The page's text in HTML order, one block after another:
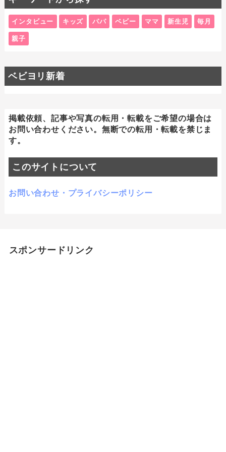
インタビュー キッズ パパ ベビー ママ 新生児 毎月
親子
ベビヨリ新着
掲載依頼、記事や写真の転用・転載をご希望の場合は
お問い合わせください。無断での転用・転載を禁じま
す。
このサイトについて
お問い合わせ・プライバシーポリシー
スポンサードリンク